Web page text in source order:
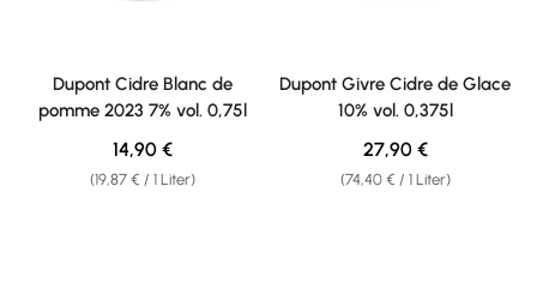
Dupont Cidre Blanc de
pomme 2023 7% vol. 0,75l
(19,87 € / 1 Liter)
Regulärer Preis:
14,90 €
Dupont Givre Cidre de Glace
10% vol. 0,375l
(74,40 € / 1 Liter)
Regulärer Preis:
27,90 €